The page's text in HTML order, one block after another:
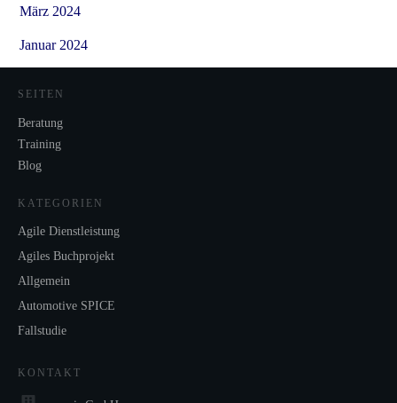
März 2024
Januar 2024
SEITEN
Beratung
Training
Blog
KATEGORIEN
Agile Dienstleistung
Agiles Buchprojekt
Allgemein
Automotive SPICE
Fallstudie
KONTAKT